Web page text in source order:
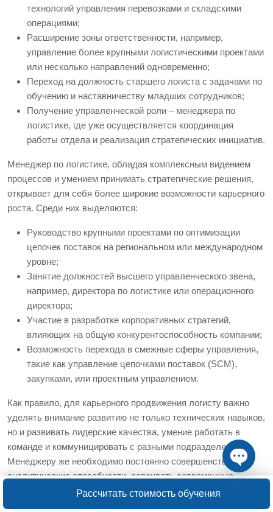
технологий управления перевозками и складскими
операциями;
Расширение зоны ответственности, например,
управление более крупными логистическими проектами
или несколько направлений одновременно;
Переход на должность старшего логиста с задачами по
обучению и наставничеству младших сотрудников;
Получение управленческой роли – менеджера по
логистике, где уже осуществляется координация
работы отдела и реализация стратегических инициатив.
Менеджер по логистике, обладая комплексным видением
процессов и умением принимать стратегические решения,
открывает для себя более широкие возможности карьерного
роста. Среди них выделяются:
Руководство крупными проектами по оптимизации
цепочек поставок на региональном или международном
уровне;
Занятие должностей высшего управленческого звена,
например, директора по логистике или операционного
директора;
Участие в разработке корпоративных стратегий,
влияющих на общую конкурентоспособность компании;
Возможность перехода в смежные сферы управления,
такие как управление цепочками поставок (SCM),
закупками, или проектным управлением.
Как правило, для карьерного продвижения логисту важно
уделять внимание развитию не только технических навыков,
но и развивать лидерские качества, умение работать в
команде и коммуницировать с разными подразделениями.
Менеджеру же необходимо постоянно совершенствовать
аналитические способности, осваивать современные
информационные системы и мониторить тенденции рынка
Open
Рассчитать стоимость обучения